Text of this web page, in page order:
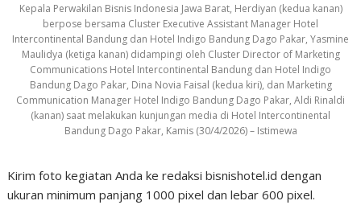
Kepala Perwakilan Bisnis Indonesia Jawa Barat, Herdiyan (kedua kanan)
berpose bersama Cluster Executive Assistant Manager Hotel
Intercontinental Bandung dan Hotel Indigo Bandung Dago Pakar, Yasmine
Maulidya (ketiga kanan) didampingi oleh Cluster Director of Marketing
Communications Hotel Intercontinental Bandung dan Hotel Indigo
Bandung Dago Pakar, Dina Novia Faisal (kedua kiri), dan Marketing
Communication Manager Hotel Indigo Bandung Dago Pakar, Aldi Rinaldi
(kanan) saat melakukan kunjungan media di Hotel Intercontinental
Bandung Dago Pakar, Kamis (30/4/2026) – Istimewa
Kirim foto kegiatan Anda ke redaksi bisnishotel.id dengan
ukuran minimum panjang 1000 pixel dan lebar 600 pixel.